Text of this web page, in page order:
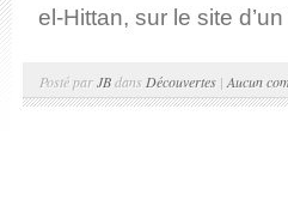
el-Hittan, sur le site
Posté parJBdans Découvertes | Aucun